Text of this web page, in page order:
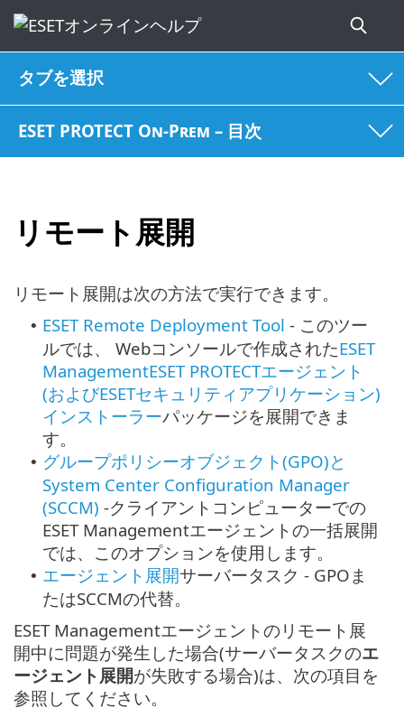
タブを選択
ESET PROTECT On-Prem – 目次
リモート展開
リモート展開は次の方法で実行できます。
• ESET Remote Deployment Tool - このツー
ルでは、 Webコンソールで作成されたESET
ManagementESET PROTECTエージェント
(およびESETセキュリティアプリケーション)
インストーラーパッケージを展開できま
す。
• グループポリシーオブジェクト(GPO)と
System Center Configuration Manager
(SCCM) -クライアントコンピューターでの
ESET Managementエージェントの一括展開
では、このオプションを使用します。
• エージェント展開サーバータスク - GPOま
たはSCCMの代替。
ESET Managementエージェントのリモート展
開中に問題が発生した場合(サーバータスクのエ
ージェント展開が失敗する場合)は、次の項目を
参照してください。